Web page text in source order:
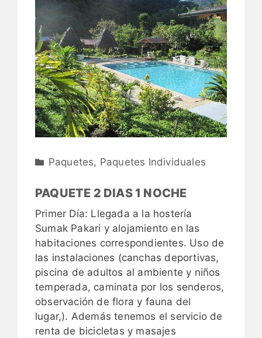
Paquetes, Paquetes Individuales
PAQUETE 2 DIAS 1 NOCHE
Primer Día: Llegada a la hostería
Sumak Pakari y alojamiento en las
habitaciones correspondientes. Uso de
las instalaciones (canchas deportivas,
piscina de adultos al ambiente y niños
temperada, caminata por los senderos,
observación de flora y fauna del
lugar,). Además tenemos el servicio de
renta de bicicletas y masajes